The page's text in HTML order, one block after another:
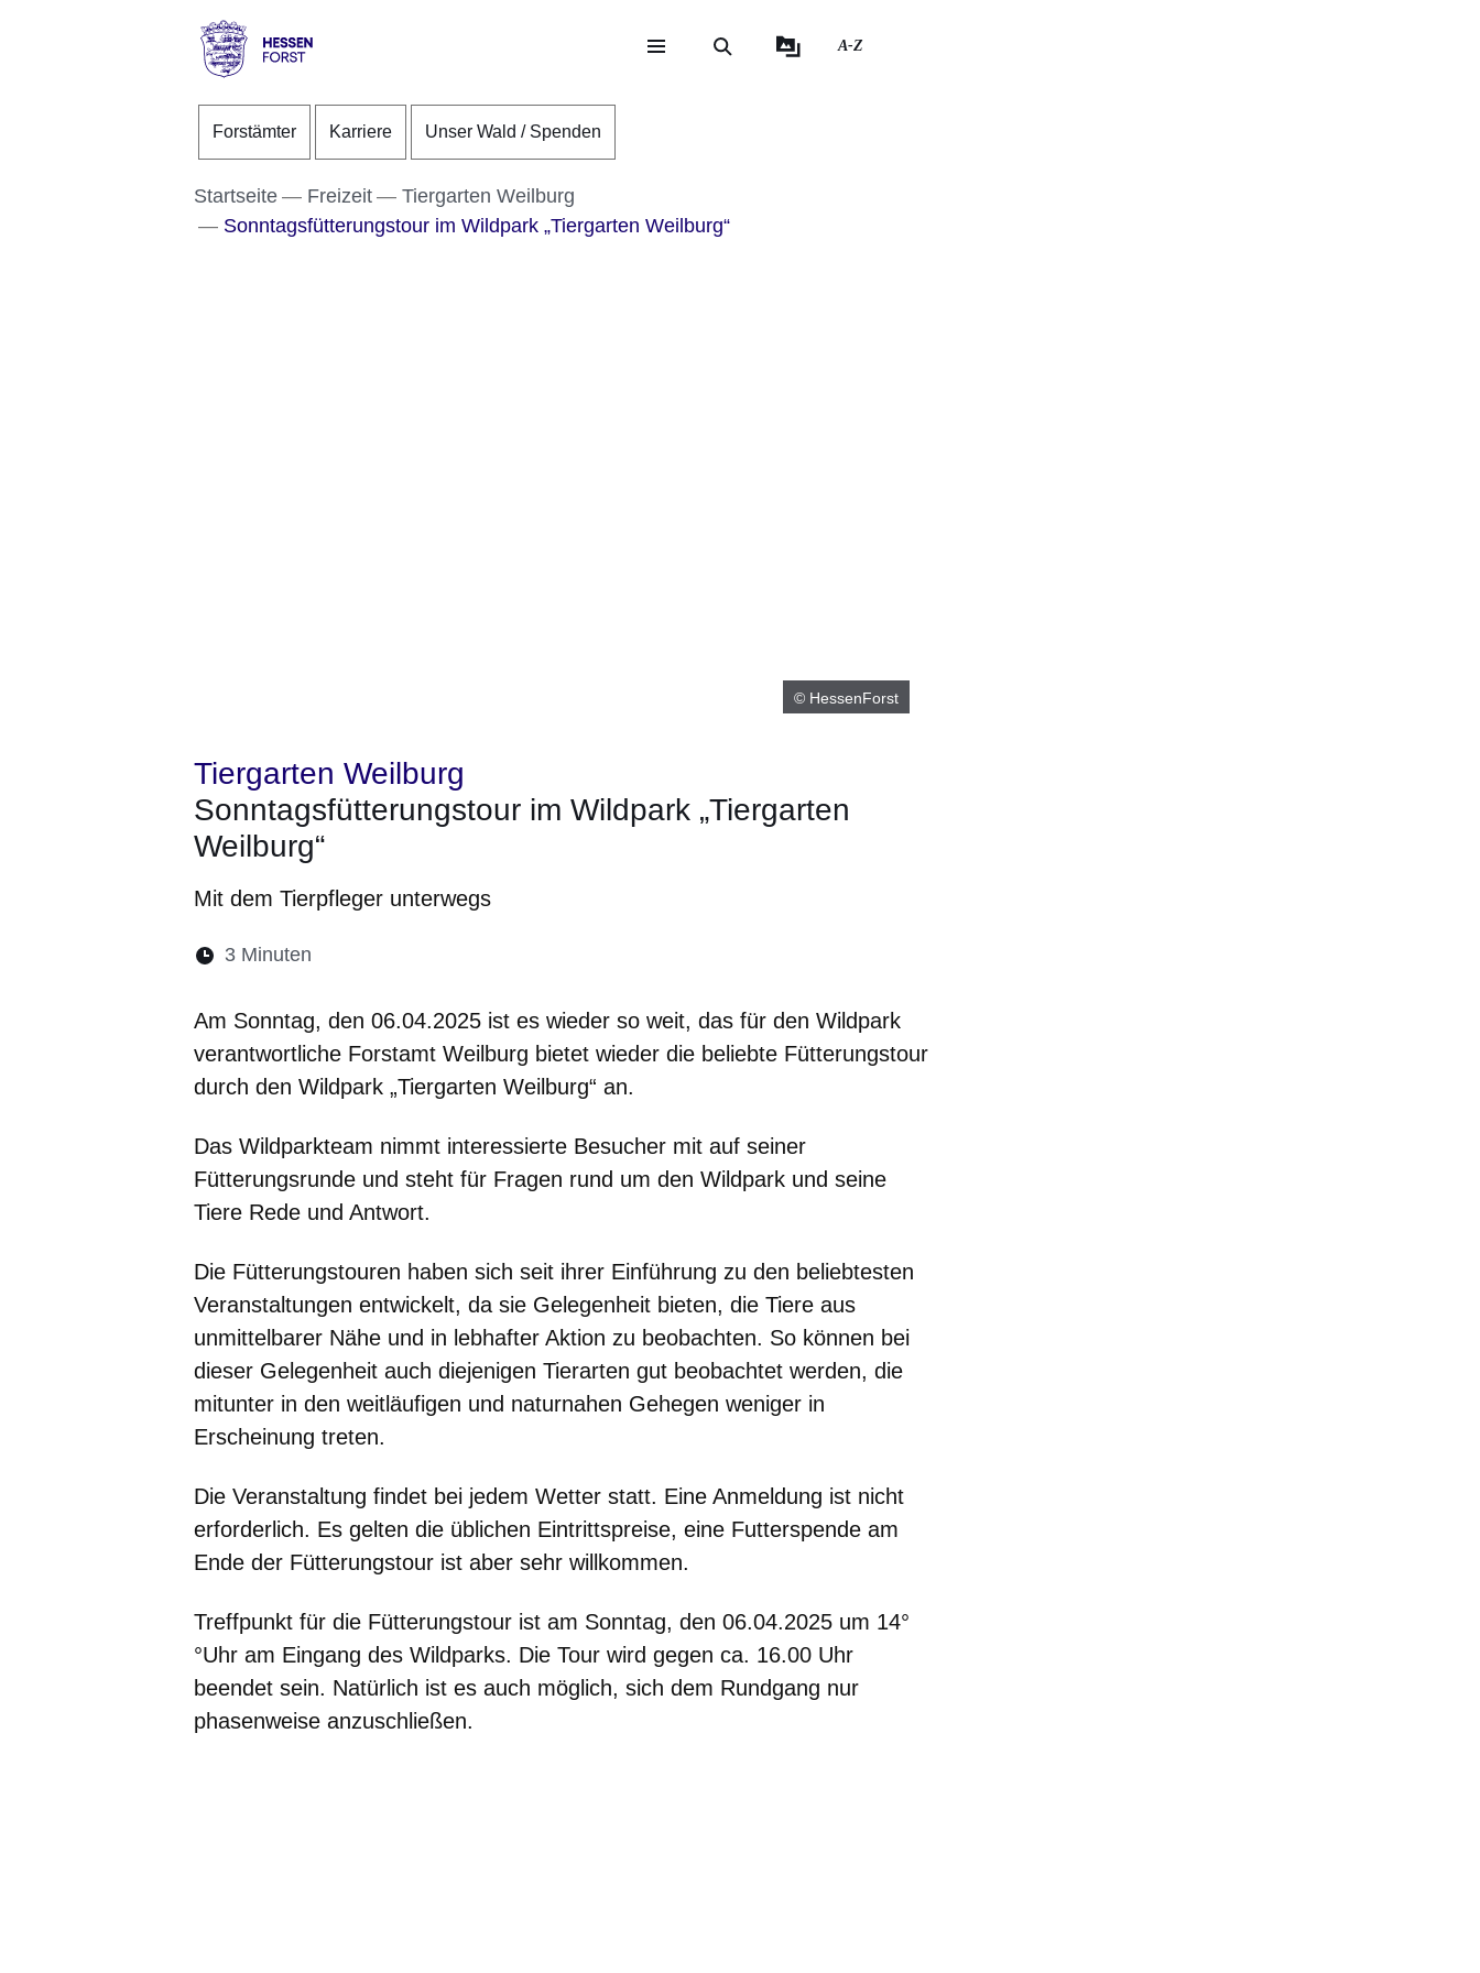
Direkt zum Kopf der Seite
Direkt zum Inhalt
Direkt zum Fuß der Seite
Forst
A-Z
Forstämter Karriere Unser Wald / Spenden
Startseite Freizeit
Tiergarten Weilburg
Sonntagsfütterungstour im Wildpark „Tiergarten Weilburg“
© HessenForst
Tiergarten Weilburg
Sonntagsfütterungstour im Wildpark „Tiergarten
Weilburg“
Mit dem Tierpfleger unterwegs
Lesedauer:
3 Minuten
Am Sonntag, den 06.04.2025 ist es wieder so weit, das für den Wildpark
verantwortliche Forstamt Weilburg bietet wieder die beliebte Fütterungstour
durch den Wildpark „Tiergarten Weilburg“ an.
Das Wildparkteam nimmt interessierte Besucher mit auf seiner
Fütterungsrunde und steht für Fragen rund um den Wildpark und seine
Tiere Rede und Antwort.
Die Fütterungstouren haben sich seit ihrer Einführung zu den beliebtesten
Veranstaltungen entwickelt, da sie Gelegenheit bieten, die Tiere aus
unmittelbarer Nähe und in lebhafter Aktion zu beobachten. So können bei
dieser Gelegenheit auch diejenigen Tierarten gut beobachtet werden, die
mitunter in den weitläufigen und naturnahen Gehegen weniger in
Erscheinung treten.
Die Veranstaltung findet bei jedem Wetter statt. Eine Anmeldung ist nicht
erforderlich. Es gelten die üblichen Eintrittspreise, eine Futterspende am
Ende der Fütterungstour ist aber sehr willkommen.
Treffpunkt für die Fütterungstour ist am Sonntag, den 06.04.2025 um 14°
°Uhr am Eingang des Wildparks. Die Tour wird gegen ca. 16.00 Uhr
beendet sein. Natürlich ist es auch möglich, sich dem Rundgang nur
phasenweise anzuschließen.